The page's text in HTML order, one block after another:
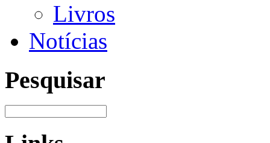
Livros
Notícias
Pesquisar